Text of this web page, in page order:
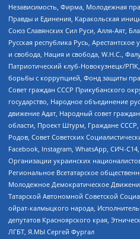
Независимость, Фирма, Молодежная
Правды и Единения, Каракольская
Союз Славянских Сил Руси, Алля-Аят,
Русская республика Русь,
и свобода, Нация и свобода, W.H.С.,
Патриотический клуб-Новокузнецк/
борьбы с коррупцией, Фонд защиты
Совет граждан СССР Прикубанского
государство, Народное объединение
движение Адат, Народный совет
области, Проект Штурм, Граждане
Родов, Совет Советских
Facebook, Instagram, WhatsApp, СИЧ-
Организации украинских
Региональное Всетатарское
Молодежное Демократическое
Татарской Автономной Советской
ойрат-калмыцкого народа,
депутатов Красноярского края,
ЛГБТ, Я.МЫ Сергей Фургал